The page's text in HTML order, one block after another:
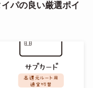
パの良い厳選ポイ